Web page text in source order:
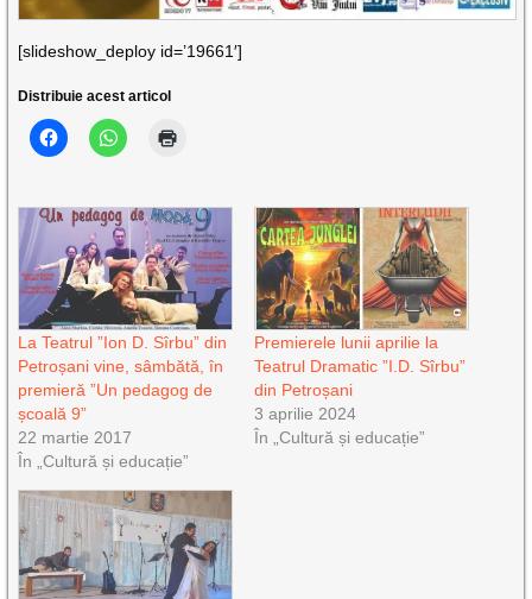
[slideshow_deploy id=’19661′]
Distribuie acest articol
La Teatrul ”Ion D. Sîrbu” din
Petroșani vine, sâmbătă, în
premieră ”Un pedagog de
școală 9”
22 martie 2017
În „Cultură și educație”
Premierele lunii aprilie la
Teatrul Dramatic ”I.D. Sîrbu”
din Petroșani
3 aprilie 2024
În „Cultură și educație”